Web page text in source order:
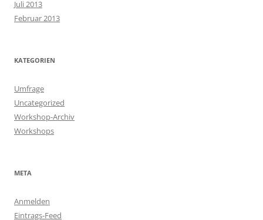
Juli 2013
Februar 2013
KATEGORIEN
Umfrage
Uncategorized
Workshop-Archiv
Workshops
META
Anmelden
Eintrags-Feed